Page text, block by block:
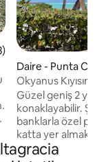
ortalama 4,61
Daire - Punta
Okyanus
Güzel geniş 2
konaklayabilir.
banklarla özel
katta yer
yatak odasının